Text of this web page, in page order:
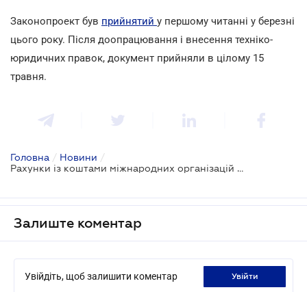
Законопроект був прийнятий у першому читанні у березні
цього року. Після доопрацювання і внесення техніко-
юридичних правок, документ прийняли в цілому 15
травня.
Головна / Новини /
Рахунки із коштами міжнародних організацій не зможуть заарештувати
Залиште коментар
Увійдіть, щоб залишити коментар увійти